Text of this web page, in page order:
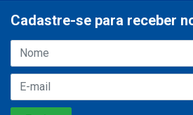
Cadastre-se para receber